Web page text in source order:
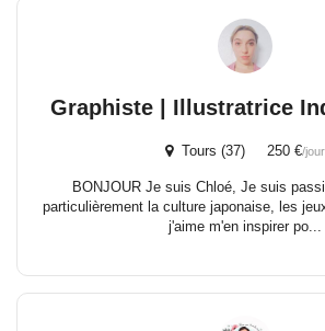
Graphiste | Illustratrice
Tours (37) 250 €/jour
BONJOUR Je suis Chloé, Je suis
particulièrement la culture japonaise, les
j'aime m'en inspirer po...